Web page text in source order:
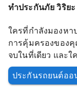
ทำประกันภัย วิริย
ใครที่กำลังมองหา
การคุ้มครองของ
จบในที่เดียว และ
ประกันรถยนต์ออ